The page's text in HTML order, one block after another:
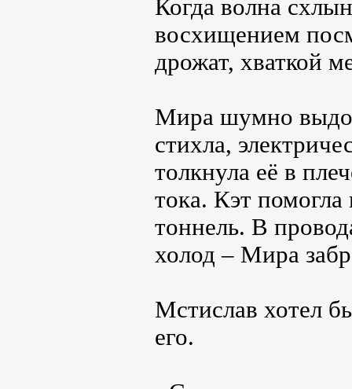
Когда волна
восхищением
дрожат, хваткой
Мира шумно
стихла,
толкнула её в
тока. Кэт
тоннель. В
холод – Мира
Мстислав хотел
его.